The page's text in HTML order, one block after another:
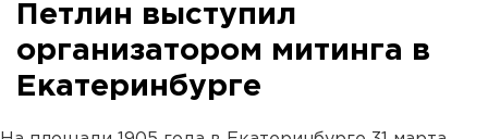
Петлин выступил
организатором митинга в
Екатеринбурге